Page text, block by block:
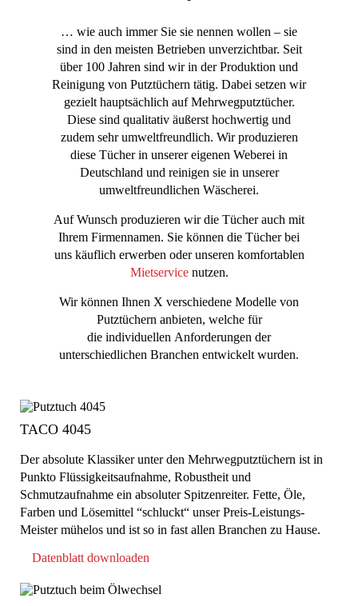
… wie auch immer Sie sie nennen wollen – sie
sind in den meisten Betrieben unverzichtbar. Seit
über 100 Jahren sind wir in der Produktion und
Reinigung von Putztüchern tätig. Dabei setzen wir
gezielt hauptsächlich auf Mehrwegputztücher.
Diese sind qualitativ äußerst hochwertig und
zudem sehr umweltfreundlich. Wir produzieren
diese Tücher in unserer eigenen Weberei in
Deutschland und reinigen sie in unserer
umweltfreundlichen Wäscherei.
Auf Wunsch produzieren wir die Tücher auch mit
Ihrem Firmennamen. Sie können die Tücher bei
uns käuflich erwerben oder unseren komfortablen
Mietservicenutzen.
Wir können Ihnen X verschiedene Modelle von
Putztüchern anbieten, welche für
die individuellen Anforderungen der
unterschiedlichen Branchen entwickelt wurden.
TACO 4045
Der absolute Klassiker unter den Mehrwegputztüchern ist in
Punkto Flüssigkeitsaufnahme, Robustheit und
Schmutzaufnahme ein absoluter Spitzenreiter. Fette, Öle,
Farben und Lösemittel “schluckt“ unser Preis-Leistungs-
Meister mühelos und ist so in fast allen Branchen zu Hause.
Datenblatt downloaden